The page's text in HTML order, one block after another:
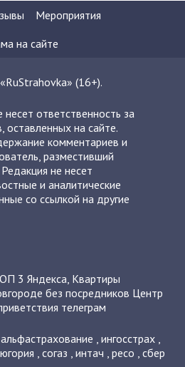
Мероприятия
на сайте
(16+).
ответственность за
оставленных на сайте.
комментариев и
разместивший
не несет
и аналитические
со ссылкой на другие
3 Яндекса, Квартиры
без посредников Центр
телеграм
альфастрахование ,ингосстрах ,
югория ,согаз ,интач ,ресо ,сбер